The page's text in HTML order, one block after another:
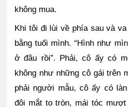
không mua.
Khi tôi đi lùi về phía sau và
bằng tuổi mình. “Hình như
ở đâu rồi”. Phải, cô ấy có
không như những cô gái trên
phải người mẫu, cô ấy có
đôi mắt to tròn, mái tóc